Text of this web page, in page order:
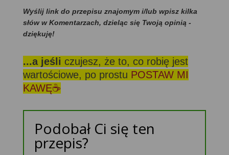
Wyślij link do przepisu znajomym i/lub wpisz kilka
słów w Komentarzach, dzieląc się Twoją opinią -
dziękuję!
...a jeśli czujesz, że to, co robię jest
wartościowe, po prostu POSTAW MI
KAWĘ☕
Podobał Ci się ten
przepis?